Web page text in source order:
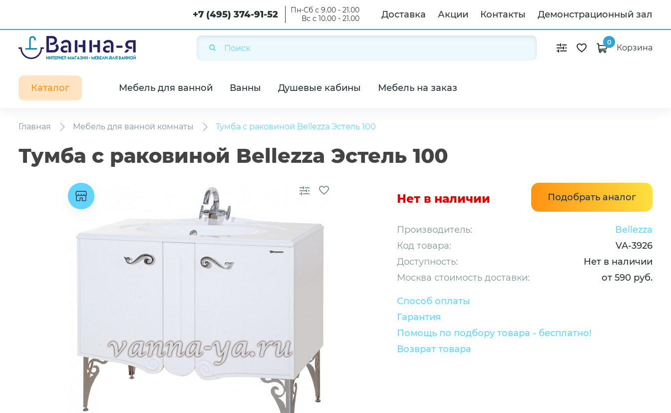
+7 (495) 374-91-52
Пн-Сб с 9.00 - 21.00
Вс с 10.00 - 21.00
Доставка Акции Контакты Демонстрационный зал
0
Корзина
Каталог Мебель для ванной Ванны Душевые кабины Мебель на заказ
Главная Мебель для ванной комнаты Тумба с раковиной Bellezza Эстель 100
Тумба с раковиной Bellezza Эстель 100
Нет в наличии Подобрать аналог
Производитель:
Bellezza
Код товара:
VA-3926
Доступность:
Нет в наличии
Москва стоимость доставки:
от 590 руб.
Способ оплаты
Гарантия
Помощь по подбору товара - бесплатно!
Возврат товара